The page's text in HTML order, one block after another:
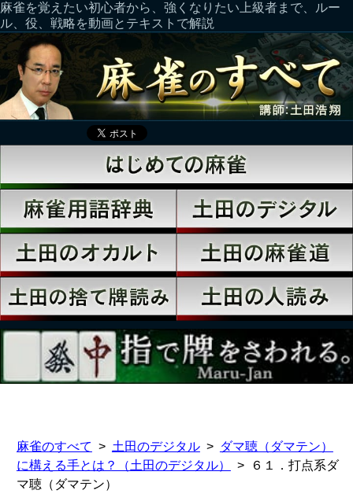
麻雀を覚えたい初心者から、強くなりたい上級者まで、ルー
ル、役、戦略を動画とテキストで解説
麻雀のすべて 土田のデジタル
ダマ聴（ダマテン）
に構える手とは？（土田のデジタル）
６１．打点系ダ
マ聴（ダマテン）